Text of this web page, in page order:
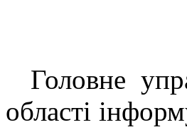
Головне
області